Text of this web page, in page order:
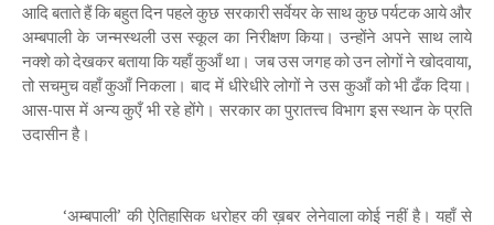
आदि बताते हैं कि बहुत दिन पहले कुछ सरकारी सर्वेयर के साथ कुछ पर्यटक आये और
अम्बपाली के जन्मस्थली उस स्कूल का निरीक्षण किया। उन्होंने अपने साथ लाये
नक्शे को देखकर बताया कि यहाँ कुआँ था। जब उस जगह को उन लोगों ने खोदवाया,
तो सचमुच वहाँ कुआँ निकला। बाद में धीरेधीरे लोगों ने उस कुआँ को भी ढँक दिया।
आस-पास में अन्य कुएँ भी रहे होंगे। सरकार का पुरातत्त्व विभाग इस स्थान के प्रति
उदासीन है।
‘अम्बपाली’ की ऐतिहासिक धरोहर की ख़बर लेनेवाला कोई नहीं है। यहाँ से